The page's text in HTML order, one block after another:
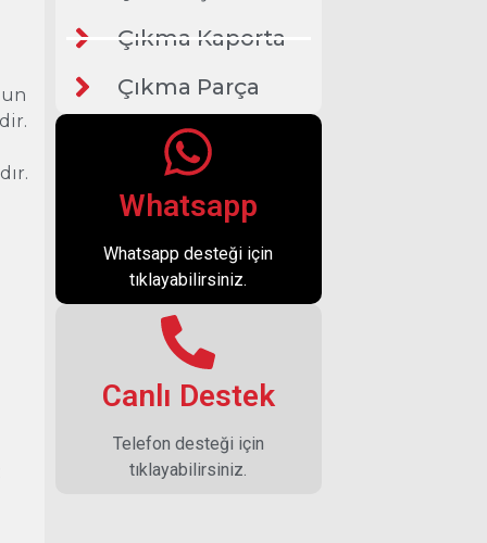
Çıkma Kaporta
Çıkma Parça
Whatsapp
Whatsapp desteği için
tıklayabilirsiniz.
Canlı Destek
Telefon desteği için
tıklayabilirsiniz.